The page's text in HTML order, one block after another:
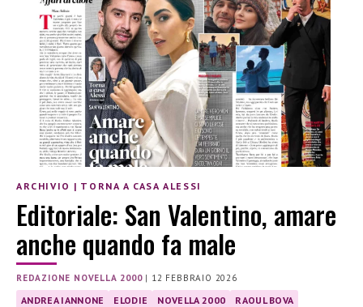
ARCHIVIO | TORNA A CASA ALESSI
Editoriale: San Valentino, amare
anche quando fa male
REDAZIONE NOVELLA 2000| 12 FEBBRAIO 2026
ANDREA IANNONE ELODIE NOVELLA 2000
RAOUL BOVA